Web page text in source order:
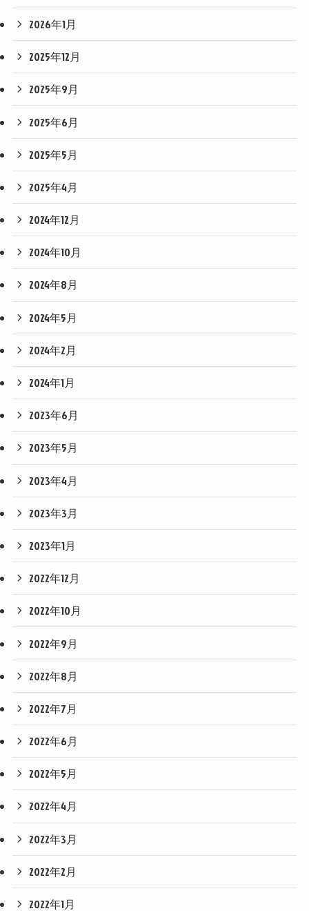
2026年1月
2025年12月
2025年9月
2025年6月
2025年5月
2025年4月
2024年12月
2024年10月
2024年8月
2024年5月
2024年2月
2024年1月
2023年6月
2023年5月
2023年4月
2023年3月
2023年1月
2022年12月
2022年10月
2022年9月
2022年8月
2022年7月
2022年6月
2022年5月
2022年4月
2022年3月
2022年2月
2022年1月